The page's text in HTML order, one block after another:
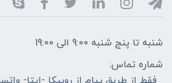
شنبه تا پنج شنبه 9:00 الی 19:00
شماره تماس: